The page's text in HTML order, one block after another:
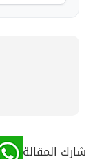
شارك المقالة